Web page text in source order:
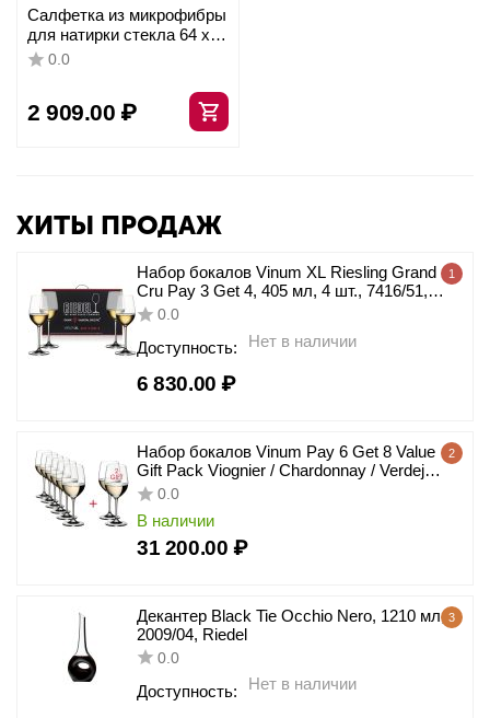
Салфетка из микрофибры
для натирки стекла 64 х
50 см, Nachtmann
0.0
2 909.00 ₽
ХИТЫ ПРОДАЖ
1
Набор бокалов Vinum XL Riesling Grand
Cru Pay 3 Get 4, 405 мл, 4 шт., 7416/51,
Riedel
0.0
Доступность: Нет в наличии
6 830.00 ₽
2
Набор бокалов Vinum Pay 6 Get 8 Value
Gift Pack Viognier / Chardonnay / Verdejo,
8 шт., 350 мл, 7416/05, Riedel
0.0
В наличии
31 200.00 ₽
3
Декантер Black Tie Occhio Nero, 1210 мл,
2009/04, Riedel
0.0
Доступность: Нет в наличии